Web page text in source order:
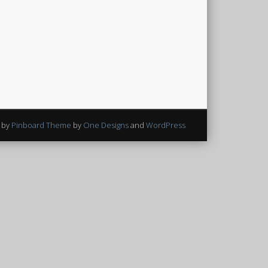
Pinboard Theme by One Designsand WordPress